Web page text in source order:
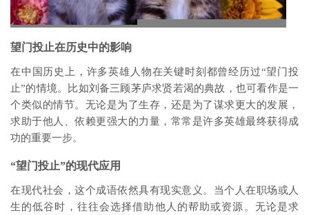
望门投止在历史中的影响
在中国历史上，许多英雄人物在关键时刻都曾经历过“望门投
止”的情境。比如刘备三顾茅庐求贤若渴的典故，也可看作是一
个类似的情节。无论是为了生存，还是为了谋求更大的发展，
求助于他人、依赖更强大的力量，常常是许多英雄最终获得成
功的重要一步。
“望门投止”的现代应用
在现代社会，这个成语依然具有现实意义。当个人在职场或人
生的低谷时，往往会选择借助他人的帮助或资源。无论是求